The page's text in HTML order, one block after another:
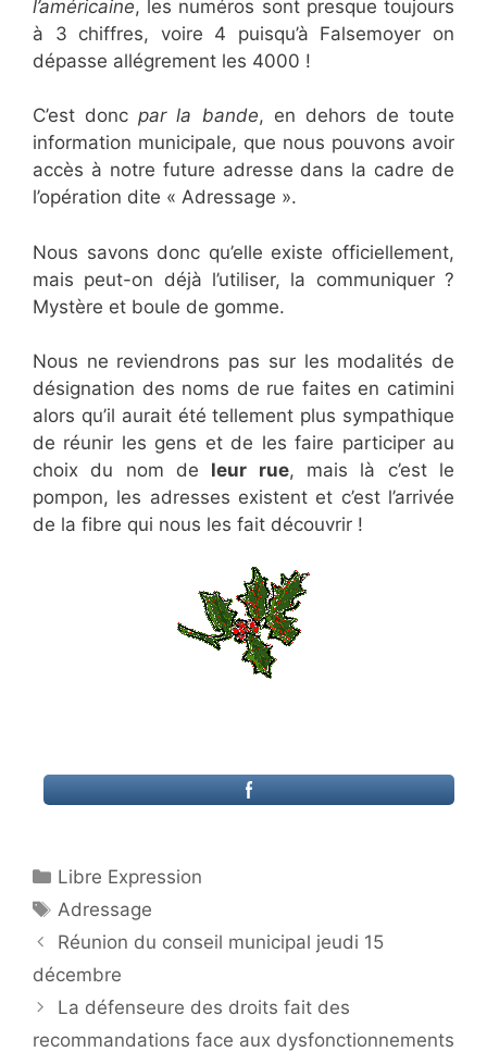
l’américaine, les numéros sont presque toujours
à 3 chiffres, voire 4 puisqu’à Falsemoyer on
dépasse allégrement les 4000 !
C’est doncpar la bande, en dehors de toute
information municipale, que nous pouvons avoir
accès à notre future adresse dans la cadre de
l’opération dite « Adressage ».
Nous savons donc qu’elle existe officiellement,
mais peut-on déjà l’utiliser, la communiquer ?
Mystère et boule de gomme.
Nous ne reviendrons pas sur les modalités de
désignation des noms de rue faites en catimini
alors qu’il aurait été tellement plus sympathique
de réunir les gens et de les faire participer au
choix du nom de leur rue, mais là c’est le
pompon, les adresses existent et c’est l’arrivée
de la fibre qui nous les fait découvrir !
Catégories
Libre Expression
Étiquettes
Adressage
Réunion du conseil municipal jeudi 15
décembre
La défenseure des droits fait des
recommandations face aux dysfonctionnements